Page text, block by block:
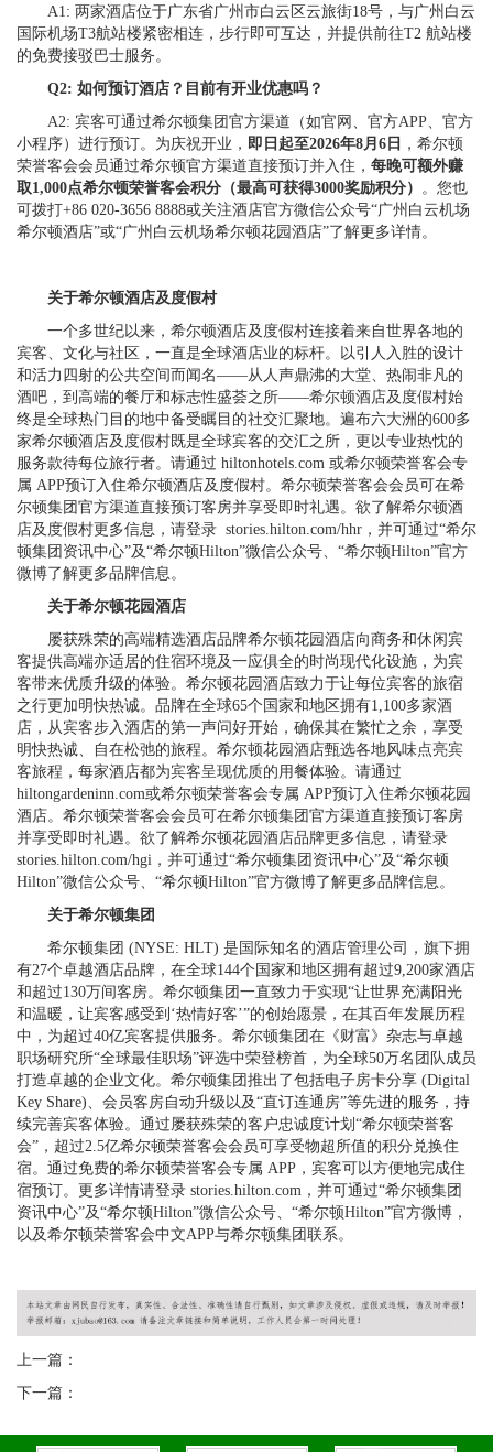
A1: 两家酒店位于广东省广州市白云区云旅街18号，与广州白云
国际机场T3航站楼紧密相连，步行即可互达，并提供前往T2 航站楼
的免费接驳巴士服务。
Q2: 如何预订酒店？目前有开业优惠吗？
A2: 宾客可通过希尔顿集团官方渠道（如官网、官方APP、官方
小程序）进行预订。为庆祝开业， 即日 起至2026年8 月 6 日 ，希尔顿
荣誉客会会员通过希尔顿官方渠道直接预订并入住， 每晚可额外赚
取1,000点希尔顿荣誉客会积分 （最高可获得3000奖励积分）
。您也
可拨打+86 020-3656 8888或关注酒店官方微信公众号“广州白云机场
希尔顿酒店”或“广州白云机场希尔顿花园酒店”了解更多详情。
关于希尔顿酒店及度假村
一个多世纪以来，希尔顿酒店及度假村连接着来自世界各地的
宾客、文化与社区，一直是全球酒店业的标杆。以引人入胜的设计
和活力四射的公共空间而闻名——从人声鼎沸的大堂、热闹非凡的
酒吧，到高端的餐厅和标志性盛荟之所——希尔顿酒店及度假村始
终是全球热门目的地中备受瞩目的社交汇聚地。遍布六大洲的600多
家希尔顿酒店及度假村既是全球宾客的交汇之所，更以专业热忱的
服务款待每位旅行者。请通过 hiltonhotels.com 或希尔顿荣誉客会专
属 APP预订入住希尔顿酒店及度假村。希尔顿荣誉客会会员可在希
尔顿集团官方渠道直接预订客房并享受即时礼遇。欲了解希尔顿酒
店及度假村更多信息，请登录 stories.hilton.com/hhr，并可通过“希尔
顿集团资讯中心”及“希尔顿Hilton”微信公众号、“希尔顿Hilton”官方
微博了解更多品牌信息。
关于希尔顿花园酒店
屡获殊荣的高端精选酒店品牌希尔顿花园酒店向商务和休闲宾
客提供高端亦适居的住宿环境及一应俱全的时尚现代化设施，为宾
客带来优质升级的体验。希尔顿花园酒店致力于让每位宾客的旅宿
之行更加明快热诚。品牌在全球65个国家和地区拥有1,100多家酒
店，从宾客步入酒店的第一声问好开始，确保其在繁忙之余，享受
明快热诚、自在松弛的旅程。希尔顿花园酒店甄选各地风味点亮宾
客旅程，每家酒店都为宾客呈现优质的用餐体验。请通过
hiltongardeninn.com或希尔顿荣誉客会专属 APP预订入住希尔顿花园
酒店。希尔顿荣誉客会会员可在希尔顿集团官方渠道直接预订客房
并享受即时礼遇。欲了解希尔顿花园酒店品牌更多信息，请登录
stories.hilton.com/hgi，并可通过“希尔顿集团资讯中心”及“希尔顿
Hilton”微信公众号、“希尔顿Hilton”官方微博了解更多品牌信息。
关于希尔顿集团
希尔顿集团 (NYSE: HLT) 是国际知名的酒店管理公司，旗下拥
有27个卓越酒店品牌，在全球144个国家和地区拥有超过9,200家酒店
和超过130万间客房。希尔顿集团一直致力于实现“让世界充满阳光
和温暖，让宾客感受到‘热情好客’”的创始愿景，在其百年发展历程
中，为超过40亿宾客提供服务。希尔顿集团在《财富》杂志与卓越
职场研究所“全球最佳职场”评选中荣登榜首，为全球50万名团队成员
打造卓越的企业文化。希尔顿集团推出了包括电子房卡分享 (Digital
Key Share)、会员客房自动升级以及“直订连通房”等先进的服务，持
续完善宾客体验。通过屡获殊荣的客户忠诚度计划“希尔顿荣誉客
会”，超过2.5亿希尔顿荣誉客会会员可享受物超所值的积分兑换住
宿。通过免费的希尔顿荣誉客会专属 APP，宾客可以方便地完成住
宿预订。更多详情请登录 stories.hilton.com，并可通过“希尔顿集团
资讯中心”及“希尔顿Hilton”微信公众号、“希尔顿Hilton”官方微博，
以及希尔顿荣誉客会中文APP与希尔顿集团联系。
上一篇：
下一篇：